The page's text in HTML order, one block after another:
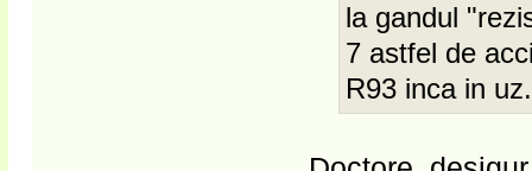
la gandul
7 astfel de
R93 inca in uz.